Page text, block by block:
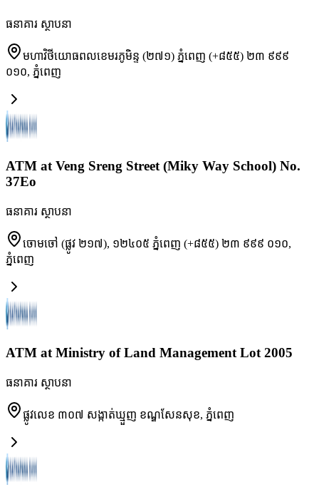
ធនាគារ ស្ថាបនា
មហាវិថីយោធពលខេមរភូមិន្ទ (២៧១) ភ្នំពេញ (+៨៥៥) ២៣ ៩៩៩
០១០, ភ្នំពេញ
ATM at Veng Sreng Street (Miky Way School) No.
37Eo
ធនាគារ ស្ថាបនា
ចោមចៅ (ផ្លូវ ២១៧), ១២៤០៥ ភ្នំពេញ (+៨៥៥) ២៣ ៩៩៩ ០១០,
ភ្នំពេញ
ATM at Ministry of Land Management Lot 2005
ធនាគារ ស្ថាបនា
ផ្លូវលេខ ៣០៧ សង្កាត់ឃ្មួញ ខណ្ឌសែនសុខ, ភ្នំពេញ